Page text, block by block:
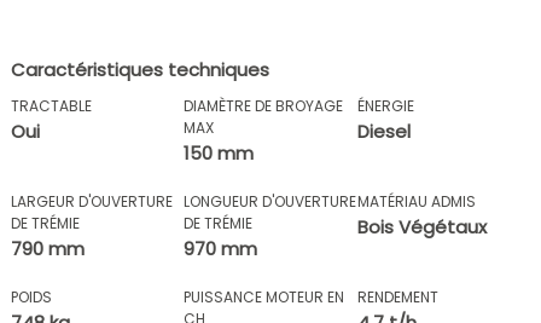
Caractéristiques techniques
TRACTABLE
Oui
DIAMÈTRE DE BROYAGE
MAX
150 mm
ÉNERGIE
Diesel
LARGEUR D'OUVERTURE
DE TRÉMIE
790 mm
LONGUEUR D'OUVERTURE
DE TRÉMIE
970 mm
MATÉRIAU ADMIS
Bois Végétaux
POIDS
PUISSANCE MOTEUR EN
CH
RENDEMENT